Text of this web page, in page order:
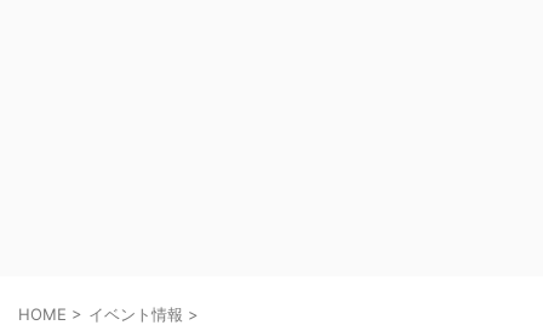
HOME > イベント情報 >